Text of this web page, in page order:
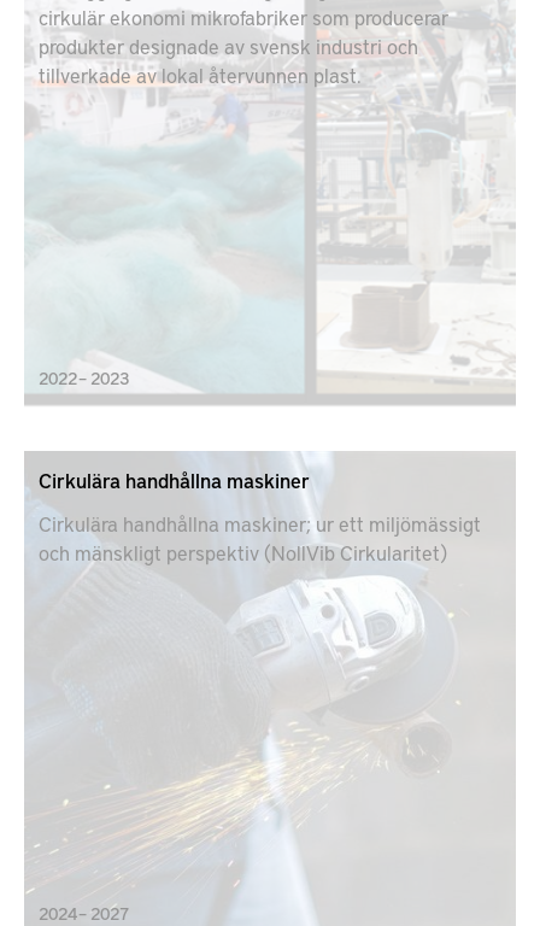
cirkulär ekonomi mikrofabriker som producerar
produkter designade av svensk industri och
tillverkade av lokal återvunnen plast.
2022 – 2023
Cirkulära handhållna maskiner
Cirkulära handhållna maskiner; ur ett miljömässigt
och mänskligt perspektiv (NollVib Cirkularitet)
2024 – 2027